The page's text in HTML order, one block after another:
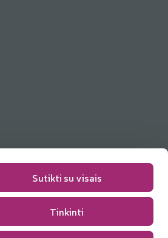
Sutikti su visais
Tinkinti
0,00 €